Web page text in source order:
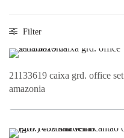
Filter
21133619 caixa grd. office set
amazonia
Adicionar ao Orçamento